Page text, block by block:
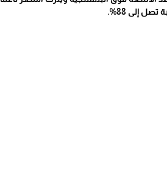
إلى 88%.